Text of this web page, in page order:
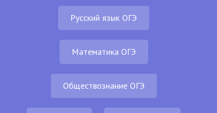
Русский язык ОГЭ
Математика ОГЭ
Обществознание ОГЭ